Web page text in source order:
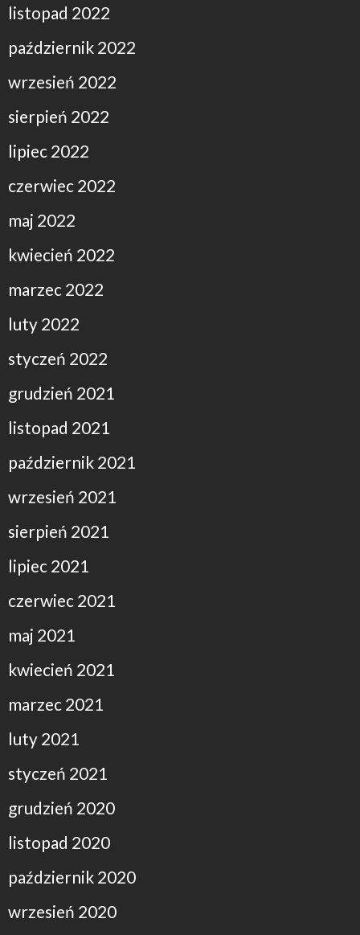
listopad 2022
październik 2022
wrzesień 2022
sierpień 2022
lipiec 2022
czerwiec 2022
maj 2022
kwiecień 2022
marzec 2022
luty 2022
styczeń 2022
grudzień 2021
listopad 2021
październik 2021
wrzesień 2021
sierpień 2021
lipiec 2021
czerwiec 2021
maj 2021
kwiecień 2021
marzec 2021
luty 2021
styczeń 2021
grudzień 2020
listopad 2020
październik 2020
wrzesień 2020